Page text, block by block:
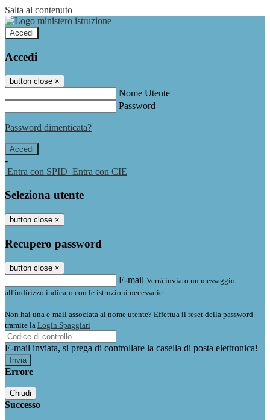
Salta al contenuto
Accedi
Accedi
button close ×
Nome Utente
Password
Password dimenticata?
-
Entra con SPID Entra con CIE
Seleziona utente
button close ×
Recupero password
button close ×
E-mail Verrà inviato un messaggio
all'indirizzo indicato con le istruzioni necessarie.
Non hai una e-mail associata al nome utente? Effettua il reset della password
tramite la Login Spaggiari
E-mail inviata, si prega di controllare la casella di posta elettronica!
Errore
Chiudi
Successo